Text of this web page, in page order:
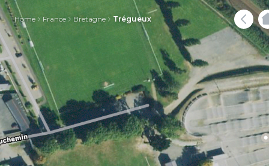
Home France Bretagne Trégueux